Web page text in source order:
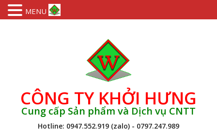
CÔNG TY KHỞI HƯNG
Cung cấp Sản phẩm và Dịch vụ CNTT
Hotline: 0947.552.919 (zalo) - 0797.247.989
MENU